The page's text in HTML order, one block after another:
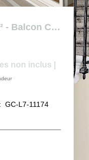
Saxe Gambetta - T5 - 133 m² - Balcon Cave
non inclus
GC-L7-11174